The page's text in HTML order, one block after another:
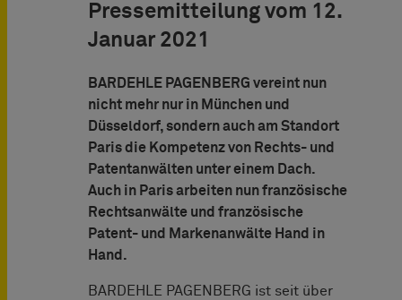
Pressemitteilung vom 12.
Januar 2021
BARDEHLE PAGENBERG vereint nun
nicht mehr nur in München und
Düsseldorf, sondern auch am Standort
Paris die Kompetenz von Rechts- und
Patentanwälten unter einem Dach.
Auch in Paris arbeiten nun französische
Rechtsanwälte und französische
Patent- und Markenanwälte Hand in
Hand.
BARDEHLE PAGENBERG ist seit über